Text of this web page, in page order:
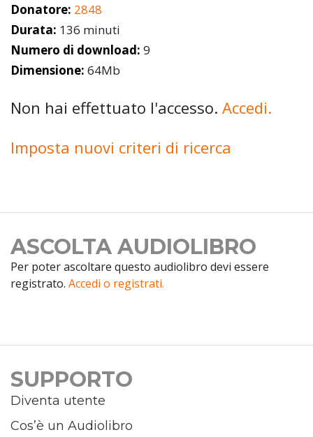
Donatore: 2848
Durata: 136 minuti
Numero di download: 9
Dimensione: 64Mb
Non hai effettuato l'accesso. Accedi.
Imposta nuovi criteri di ricerca
ASCOLTA AUDIOLIBRO
Per poter ascoltare questo audiolibro devi essere
registrato. Accedi o registrati.
SUPPORTO
Diventa utente
Cos’è un Audiolibro